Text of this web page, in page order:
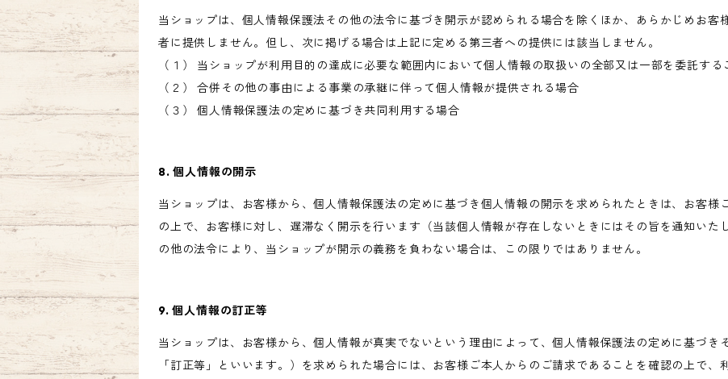
当ショップは、個人情報保護法その他の法令に基づき開示が認められる場合を除くほか、あらかじめお客
者に提供しません。但し、次に掲げる場合は上記に定める第三者への提供には該当しません。
（１） 当ショップが利用目的の達成に必要な範囲内において個人情報の取扱いの全部又は一部を委託す
（２） 合併その他の事由による事業の承継に伴って個人情報が提供される場合
（３） 個人情報保護法の定めに基づき共同利用する場合
8. 個人情報の開示
当ショップは、お客様から、個人情報保護法の定めに基づき個人情報の開示を求められたときは、お客様
の上で、お客様に対し、遅滞なく開示を行います（当該個人情報が存在しないときにはその旨を通知いた
の他の法令により、当ショップが開示の義務を負わない場合は、この限りではありません。
9. 個人情報の訂正等
当ショップは、お客様から、個人情報が真実でないという理由によって、個人情報保護法の定めに基づき
「訂正等」といいます。）を求められた場合には、お客様ご本人からのご請求であることを確認の上で、